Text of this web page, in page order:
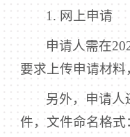
1. 网上申请
申请人需在
要求上传申请材料
另外，申请人
件，文件命名格式